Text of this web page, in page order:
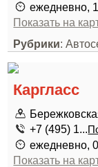
ежедневно,
Показать на
Рубрики:
Каргласс
+7 (495) 1...
ежедневно,
Показать на